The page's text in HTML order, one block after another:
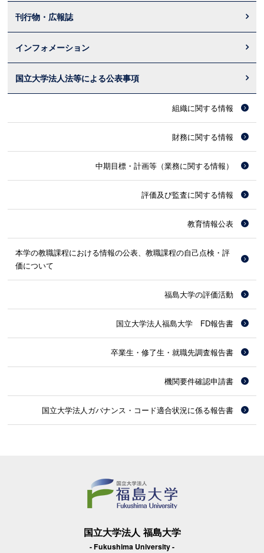
刊行物・広報誌
インフォメーション
国立大学法人法等による公表事項
組織に関する情報
財務に関する情報
中期目標・計画等（業務に関する情報）
評価及び監査に関する情報
教育情報公表
本学の教職課程における情報の公表、教職課程の自己点検・評
価について
福島大学の評価活動
国立大学法人福島大学 FD報告書
卒業生・修了生・就職先調査報告書
機関要件確認申請書
国立大学法人ガバナンス・コード適合状況に係る報告書
国立大学法人 福島大学
- Fukushima University -